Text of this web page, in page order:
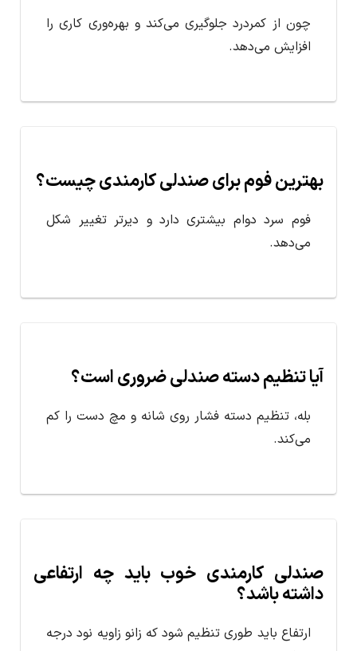
چون از کمردرد جلوگیری می‌کند و بهره‌وری کاری را
افزایش می‌دهد.
بهترین فوم برای صندلی کارمندی چیست؟
فوم سرد دوام بیشتری دارد و دیرتر تغییر شکل
می‌دهد.
آیا تنظیم دسته صندلی ضروری است؟
بله، تنظیم دسته فشار روی شانه و مچ دست را کم
می‌کند.
صندلی کارمندی خوب باید چه ارتفاعی
داشته باشد؟
ارتفاع باید طوری تنظیم شود که زانو زاویه نود درجه